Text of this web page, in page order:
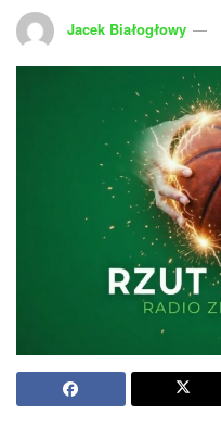
Jacek Białogłowy